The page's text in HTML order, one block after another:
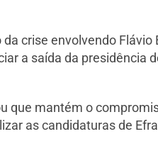
crise envolvendo
a saída da presidência
que mantém o
as candidaturas de